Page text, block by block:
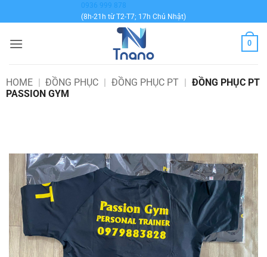
qua
dung
0936 999 878
(8h-21h từ T2-T7; 17h Chủ Nhật)
0
HOME | ĐỒNG PHỤC | ĐỒNG PHỤC PT | ĐỒNG PHỤC PT
PASSION GYM